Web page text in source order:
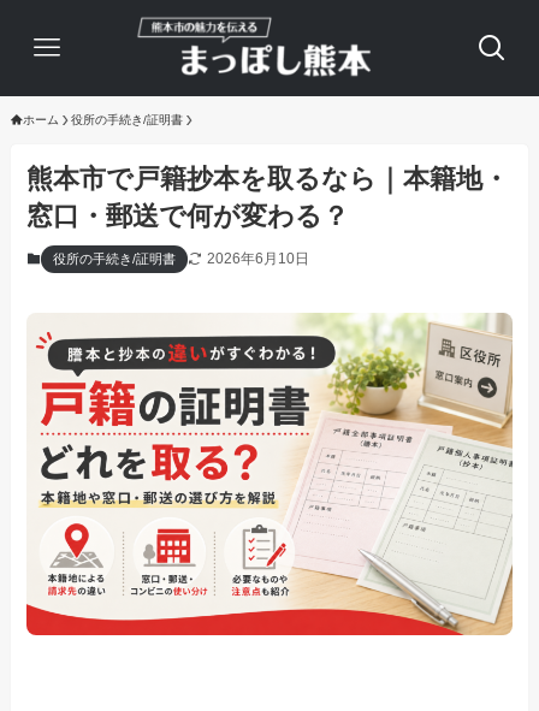
ホーム 役所の手続き/証明書
熊本市で戸籍抄本を取るなら｜本籍地・
窓口・郵送で何が変わる？
役所の手続き/証明書 2026年6月10日